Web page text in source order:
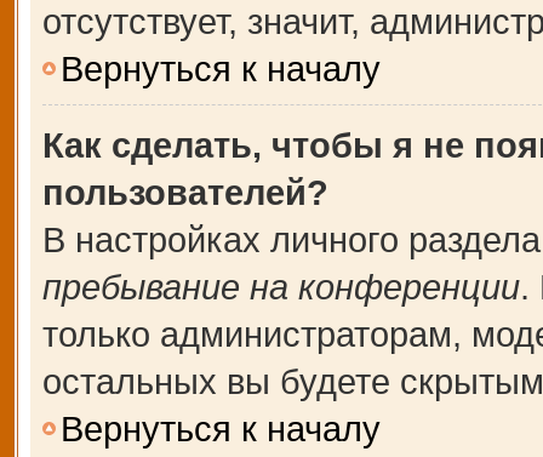
отсутствует, значит,
Вернуться к началу
Как сделать, чтобы я не
пользователей?
В настройках личного
пребывание на конференции.
только администраторам,
остальных вы будете
Вернуться к началу